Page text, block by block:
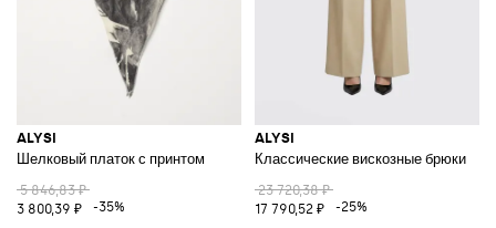
ALYSI
Шелковый платок с принтом
5 846,83 ₽
3 800,39 ₽
-35%
ALYSI
Классические вискозные брюки
23 720,38 ₽
17 790,52 ₽
-25%